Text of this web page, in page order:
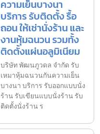
ความเย็นบางนา
บริการ รับติดตั้ง รื้อ
ถอน ให้เช่านั่งร้าน และ
งานหุ้มฉนวน รวมทั้ง
ติดตั้งแผ่นอลูมิเนียม
บริษัท พัฒนภูวดล จำกัด รับ
เหมาหุ้มฉนวนกันความเย็น
บางนา บริการ รับออกแบบนั่ง
ร้าน รับเขียนแบบนั่งร้าน รับ
ติดตั้งนั่งร้าน ร